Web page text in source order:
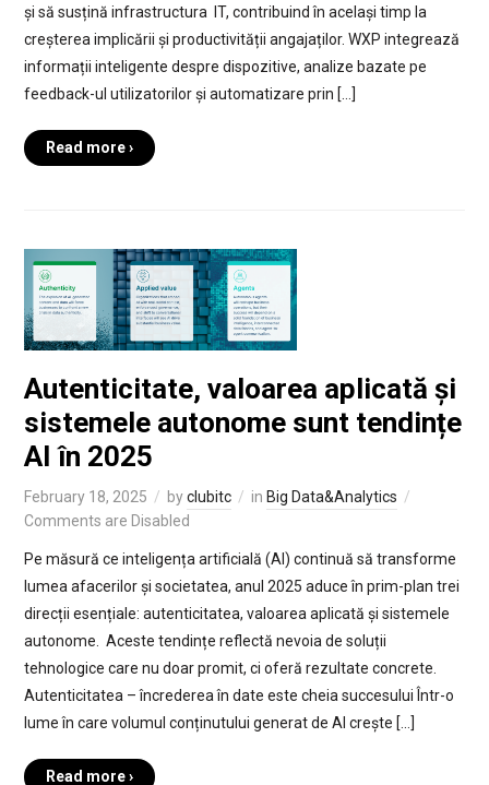
și să susțină infrastructura IT, contribuind în același timp la
creșterea implicării și productivității angajaților. WXP integrează
informații inteligente despre dispozitive, analize bazate pe
feedback-ul utilizatorilor și automatizare prin […]
Read more ›
Autenticitate, valoarea aplicată și
sistemele autonome sunt tendințe
AI în 2025
February 18, 2025 byclubitc in Big Data&Analytics
Comments are Disabled
Pe măsură ce inteligența artificială (AI) continuă să transforme
lumea afacerilor și societatea, anul 2025 aduce în prim-plan trei
direcții esențiale: autenticitatea, valoarea aplicată și sistemele
autonome. Aceste tendințe reflectă nevoia de soluții
tehnologice care nu doar promit, ci oferă rezultate concrete.
Autenticitatea – încrederea în date este cheia succesului Într-o
lume în care volumul conținutului generat de AI crește […]
Read more ›